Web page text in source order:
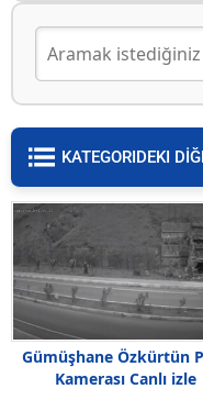
KATEGORIDEKI
Gümüşhane Özkürtün
Kamerası Canlı izle